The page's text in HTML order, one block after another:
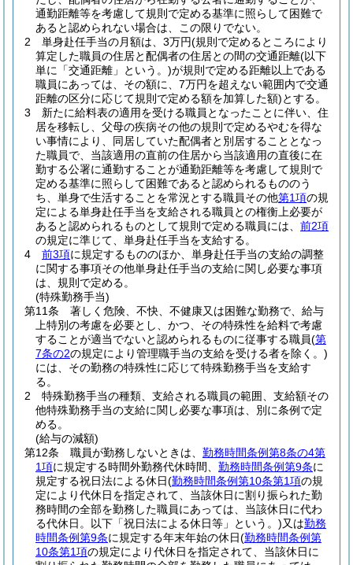
通勤距離等を考慮して規則で定める基準に照らして困難で
あると認められない場合は、この限りでない。
2
単身赴任手当の月額は、3万円(規則で定めるところにより
算定した職員の住居と配偶者の住居との間の交通距離(以下
単に「交通距離」という。)が規則で定める距離以上である
職員にあっては、その額に、7万円を超えない範囲内で交通
距離の区分に応じて規則で定める額を加算した額)とする。
3
新たに給料表の適用を受ける職員となったことに伴い、住
居を移転し、父母の疾病その他の規則で定めるやむを得な
い事情により、同居していた配偶者と別居することとなっ
た職員で、当該適用の直前の住居から当該適用の直後に在
勤する公署に通勤することが通勤距離等を考慮して規則で
定める基準に照らして困難であると認められるもののう
ち、単身で生活することを常況とする職員その他第1項の規
定による単身赴任手当を支給される職員との権衡上必要が
あると認められるものとして規則で定める職員には、 前2項
の規定に準じて、単身赴任手当を支給する。
4
前3項に規定するもののほか、単身赴任手当の支給の調整
に関する事項その他単身赴任手当の支給に関し必要な事項
は、規則で定める。
(特殊勤務手当)
第11条
著しく危険、不快、不健康又は困難な勤務で、給与
上特別の考慮を必要とし、かつ、その特殊性を給料で考慮
することが適当でないと認められるものに従事する職員(第
7条の2の規定により管理職手当の支給を受ける者を除く。)
には、その勤務の特殊性に応じて特殊勤務手当を支給す
る。
2
特殊勤務手当の種類、支給される職員の範囲、支給額その
他特殊勤務手当の支給に関し必要な事項は、別に条例で定
める。
(給与の減額)
第12条
職員が勤務しないときは、 勤務時間条例第8条の4第
1項に規定する時間外勤務代休時間、 勤務時間条例第9条に
規定する祝日法による休日(勤務時間条例第10条第1項の規
定により代休日を指定されて、当該休日に割り振られた勤
務時間の全部を勤務した職員にあっては、当該休日に代わ
る代休日。以下「祝日法による休日等」という。)又は勤務
時間条例第9条に規定する年末年始の休日(勤務時間条例第
10条第1項の規定により代休日を指定されて、当該休日に